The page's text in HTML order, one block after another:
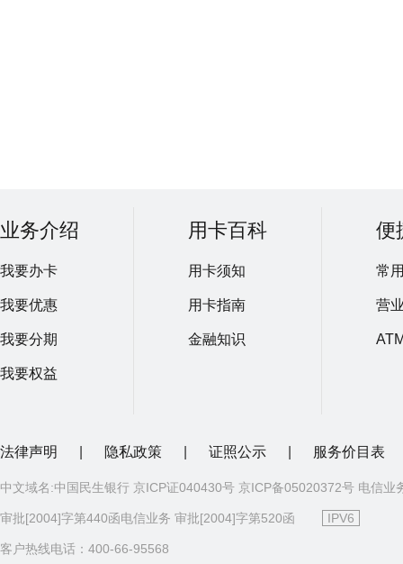
业务介绍
我要办卡
我要优惠
我要分期
我要权益
用卡百科
用卡须知
用卡指南
金融知识
便
常
营
法律声明 隐私政策 证照公示 服务价目表
中文域名:中国民生银行 京ICP证040430号 京ICP备05020372号 电信业
审批[2004]字第440函电信业务 审批[2004]字第520函 IPV6
客户热线电话：400-66-95568